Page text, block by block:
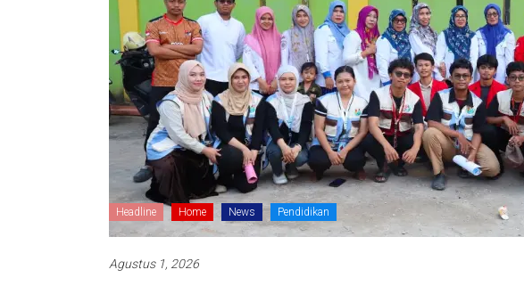
Headline Home News Pendidikan
Agustus 1, 2026